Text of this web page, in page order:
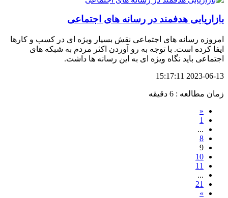
بازاریابی هدفمند در رسانه های اجتماعی
امروزه رسانه های اجتماعی نقش بسیار ویژه ای در کسب و کارها
ایفا کرده است. با توجه به رو آوردن اکثر مردم به شبکه های
اجتماعی باید نگاه ویژه ای به این رسانه ها داشت.
2023-06-13 15:17:11
زمان مطالعه : 6 دقیقه
«
1
...
8
9
10
11
...
21
»